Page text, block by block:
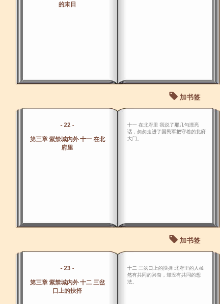
的末日
加书签
- 22 -
第三章 紫禁城内外 十一 在北
府里
十一 在北府里 我说了那几句漂亮
话，匆匆走进了国民军把守着的北府
大门。
加书签
- 23 -
第三章 紫禁城内外 十二 三岔
口上的抉择
十二 三岔口上的抉择 北府里的人虽
然有共同的兴奋，却没有共同的想
法。